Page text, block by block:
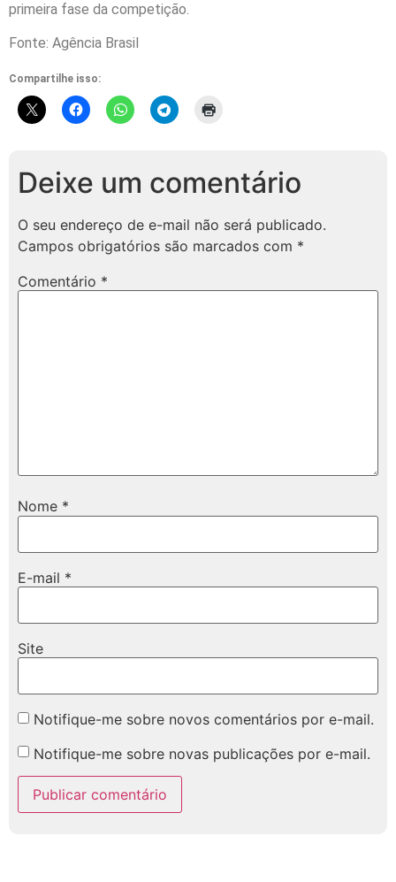
primeira fase da competição.
Fonte: Agência Brasil
Compartilhe isso:
Deixe um comentário
O seu endereço de e-mail não será publicado.
Campos obrigatórios são marcados com *
Comentário *
Nome *
E-mail *
Site
Notifique-me sobre novos comentários por e-mail.
Notifique-me sobre novas publicações por e-mail.